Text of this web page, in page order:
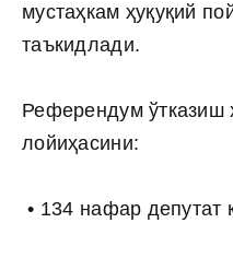
мустаҳкам ҳуқуқий
таъкидлади.
Референдум ўтказиш
лойиҳасини:
• 134 нафар депутат